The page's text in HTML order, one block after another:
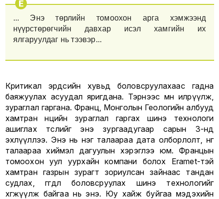
... Энэ төрлийн томоохон арга хэмжээнд
нүүрстөрөгчийн давхар исэл хамгийн их
ялгаруулдаг нь тээвэр...
Критикал эрдсийн хувьд боловсруулахаас гадна
баяжуулах асуудал яригдана. Тэрнээс өмнө илрүүлж,
зураглал гаргана. Франц, Монголын Геологийн албууд
хамтран нөөцийн зураглал гаргах шинэ технологи
ашиглах төслийг энэ зургаадугаар сарын 3-нд
эхлүүллээ. Энэ нь нэг талаараа дата олборлолт, нөгөө
талаараа хиймэл дагуулын хэрэглээ юм. Францын
томоохон уул уурхайн компани болох Eramet-тэй
хамтран газрын зурагт зориулсан зайнаас тандан
судлах, өгөгдөл боловсруулах шинэ технологийг
хөгжүүлж байгаа нь энэ. Юу хайж буйгаа мэдэхийн